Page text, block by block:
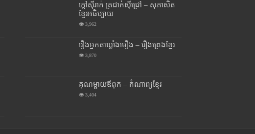
ក្តៅស៊ីរាក់ ត្រជាក់ស៊ីជ្រៅ – សុភាសិត
ខ្មែរអធិប្បាយ
3,962
រឿងអ្នកតាឃ្លាំងមឿង – រឿងព្រេងខ្មែរ
3,870
គុណម្តាយឪពុក – កំណាព្យខ្មែរ
3,404